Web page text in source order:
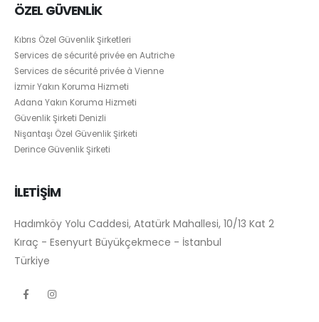
ÖZEL GÜVENLİK
Kıbrıs Özel Güvenlik Şirketleri
Services de sécurité privée en Autriche
Services de sécurité privée à Vienne
İzmir Yakın Koruma Hizmeti
Adana Yakın Koruma Hizmeti
Güvenlik Şirketi Denizli
Nişantaşı Özel Güvenlik Şirketi
Derince Güvenlik Şirketi
İLETİŞİM
Hadımköy Yolu Caddesi, Atatürk Mahallesi, 10/13 Kat 2
Kıraç - Esenyurt Büyükçekmece - İstanbul
Türkiye